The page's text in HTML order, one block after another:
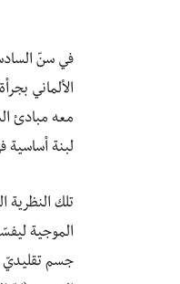
في سنّ
الألماني
معه مبادئ
لبنة أساسية
تلك النظرية
الموجية
جسم تقليديّ